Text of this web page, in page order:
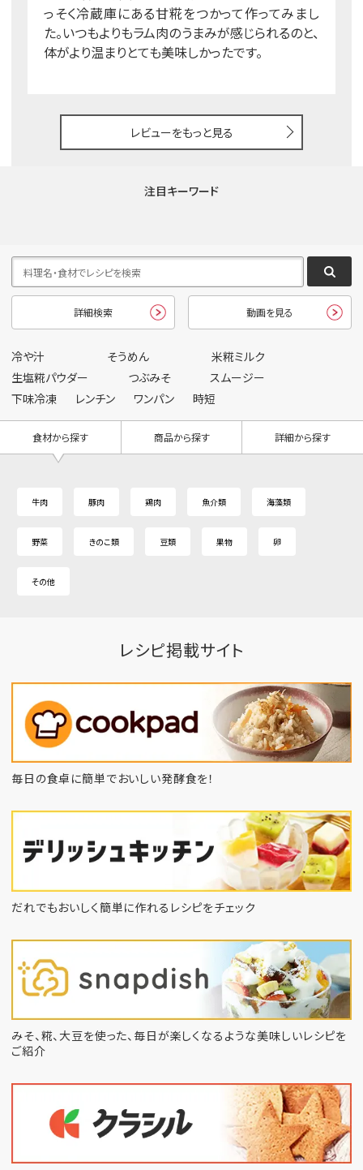
っそく冷蔵庫にある甘糀をつかって作ってみまし
た。いつもよりもラム肉のうまみが感じられるのと、
体がより温まりとても美味しかったです。
レビューをもっと見る
注目キーワード
詳細検索 動画を見る
冷や汁 そうめん
米糀ミルク
生塩糀パウダー
つぶみそ
スムージー
下味冷凍
レンチン ワンパン 時短
食材から探す 商品から探す 詳細から探す
牛肉 豚肉 鶏肉 魚介類 海藻類
野菜 きのこ類 豆類 果物 卵
その他
レシピ掲載サイト
毎日の食卓に簡単でおいしい発酵食を！
だれでもおいしく簡単に作れるレシピをチェック
みそ、糀、大豆を使った、毎日が楽しくなるような美味しいレシピを
ご紹介